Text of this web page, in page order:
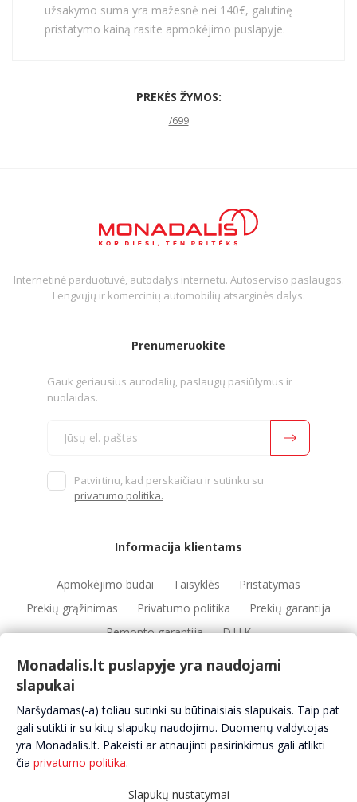
užsakymo suma yra mažesnė nei 140€, galutinę
pristatymo kainą rasite apmokėjimo puslapyje.
PREKĖS ŽYMOS:
/699
Internetinė parduotuvė, autodalys internetu. Autoserviso paslaugos.
Lengvųjų ir komercinių automobilių atsarginės dalys.
Prenumeruokite
Gauk geriausius autodalių, paslaugų pasiūlymus ir
nuolaidas.
Patvirtinu, kad perskaičiau ir sutinku su
privatumo politika.
Informacija klientams
Apmokėjimo būdai Taisyklės
Pristatymas
Prekių grąžinimas
Privatumo politika
Prekių garantija
Remonto garantija
D.U.K
Automobilių servisai Automobilių dalys
Apie mus
Kontaktai
Monadalis.lt puslapyje yra naudojami
slapukai
Naršydamas(-a) toliau sutinki su būtinaisiais slapukais. Taip pat
gali sutikti ir su kitų slapukų naudojimu. Duomenų valdytojas
yra Monadalis.lt. Pakeisti ar atnaujinti pasirinkimus gali atlikti
čia privatumo politika.
Slapukų nustatymai